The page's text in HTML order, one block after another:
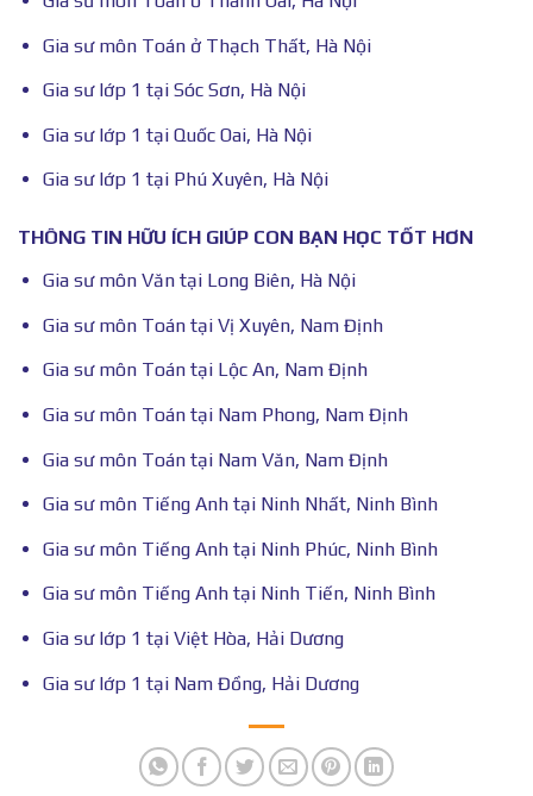
Gia sư môn Toán ở Thạch Thất, Hà Nội
Gia sư lớp 1 tại Sóc Sơn, Hà Nội
Gia sư lớp 1 tại Quốc Oai, Hà Nội
Gia sư lớp 1 tại Phú Xuyên, Hà Nội
THÔNG TIN HỮU ÍCH GIÚP CON BẠN HỌC TỐT HƠN
Gia sư môn Văn tại Long Biên, Hà Nội
Gia sư môn Toán tại Vị Xuyên, Nam Định
Gia sư môn Toán tại Lộc An, Nam Định
Gia sư môn Toán tại Nam Phong, Nam Định
Gia sư môn Toán tại Nam Văn, Nam Định
Gia sư môn Tiếng Anh tại Ninh Nhất, Ninh Bình
Gia sư môn Tiếng Anh tại Ninh Phúc, Ninh Bình
Gia sư môn Tiếng Anh tại Ninh Tiến, Ninh Bình
Gia sư lớp 1 tại Việt Hòa, Hải Dương
Gia sư lớp 1 tại Nam Đồng, Hải Dương